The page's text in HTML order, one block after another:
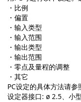
・比例
・偏置
・输入类型
・输入范围
・输出类型
・输出范围
・零点及量程的调整
・其它
PC设定的具体方法请参
设定器接口: ø 2.5、小